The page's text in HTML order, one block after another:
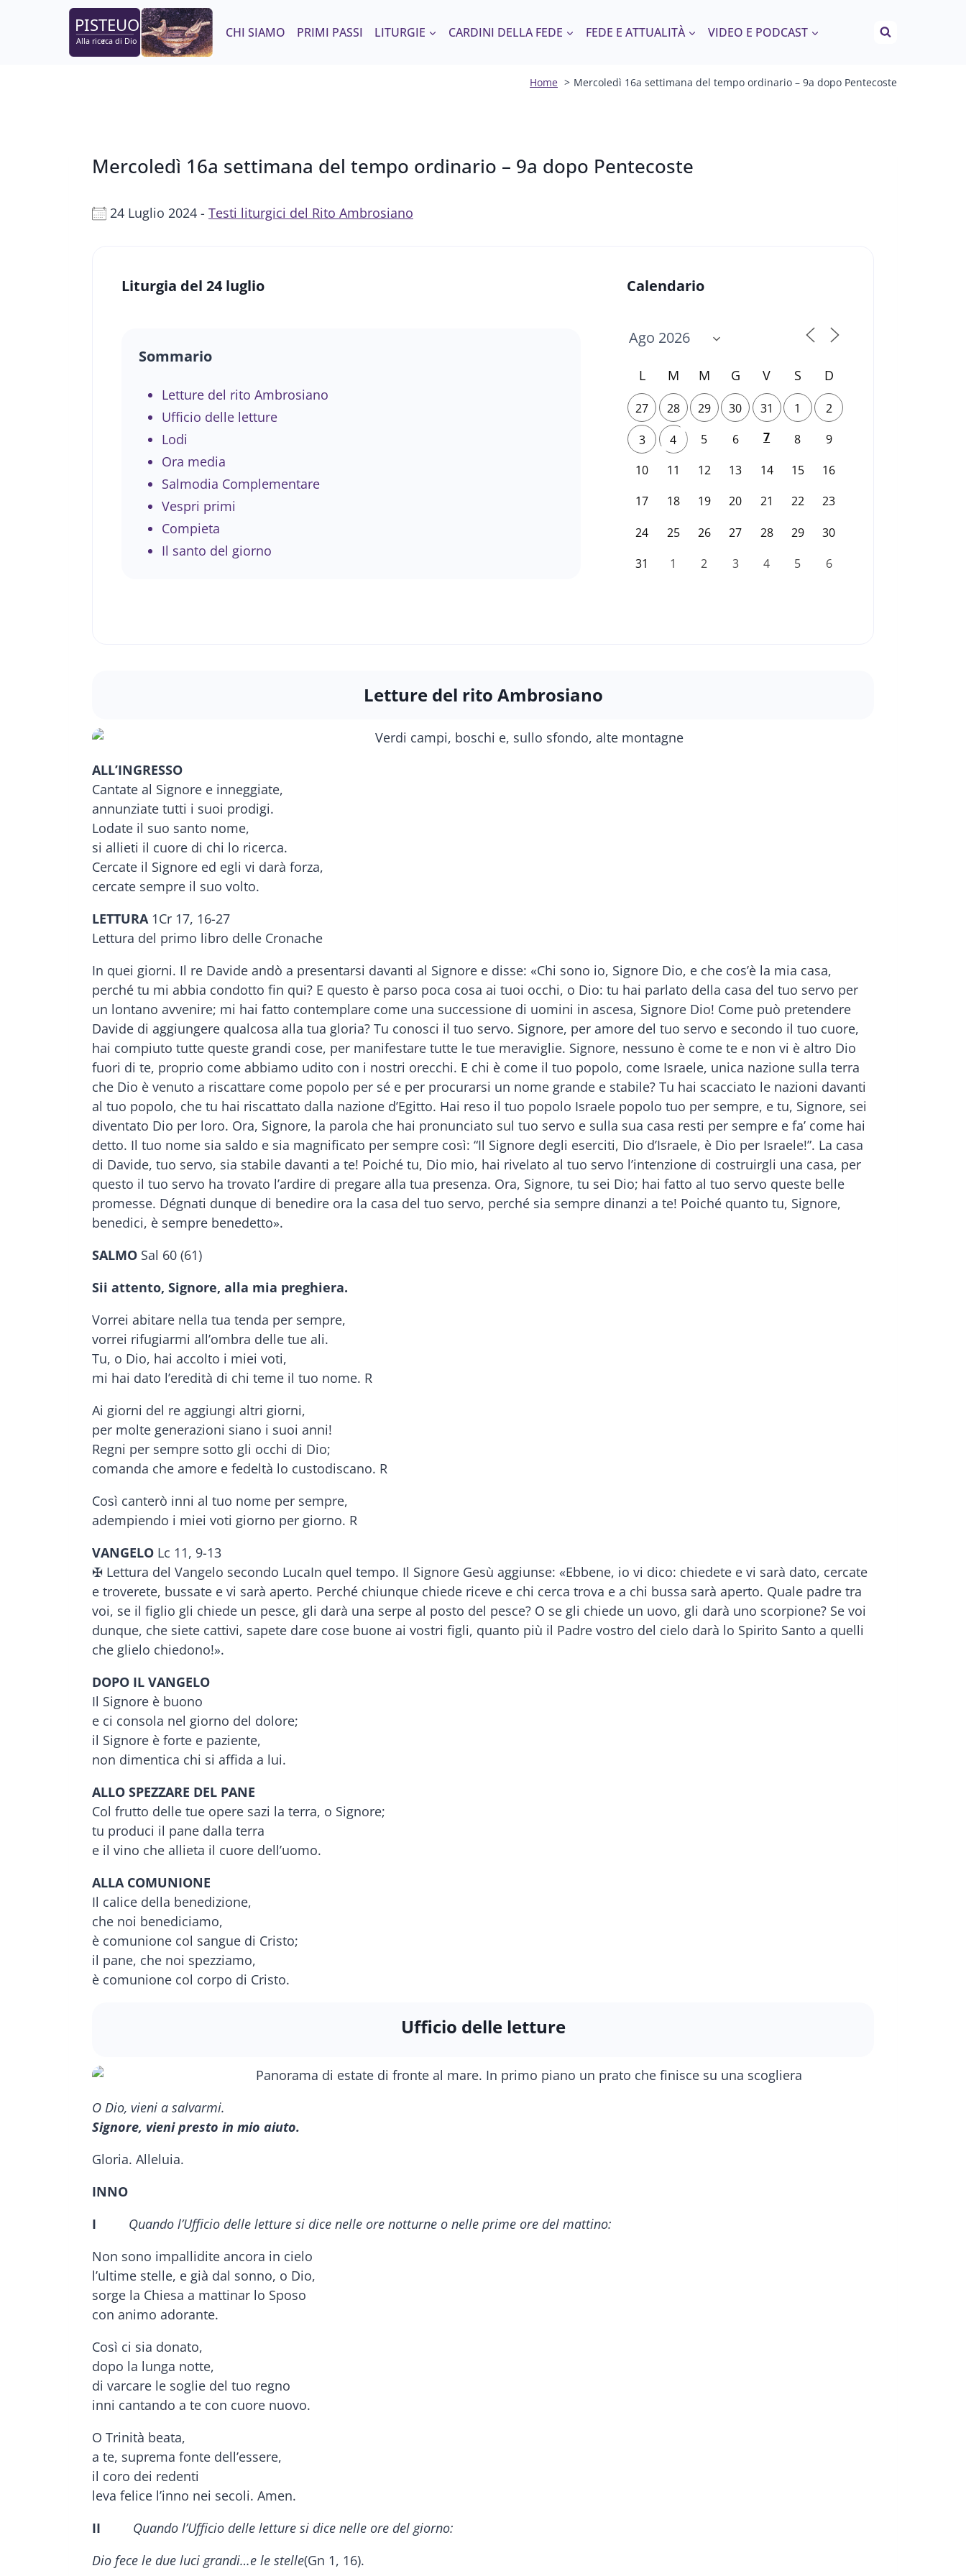
CHI SIAMO PRIMI PASSI LITURGIE CARDINI DELLA FEDE FEDE E ATTUALITÀ VIDEO E PODCAST
Home Mercoledì 16a settimana del tempo ordinario – 9a dopo Pentecoste
Mercoledì 16a settimana del tempo ordinario – 9a dopo Pentecoste
24 Luglio 2024 - Testi liturgici del Rito Ambrosiano
Liturgia del 24 luglio
Sommario
Letture del rito Ambrosiano
Ufficio delle letture
Lodi
Ora media
Salmodia Complementare
Vespri primi
Compieta
Il santo del giorno
Calendario
L M M G V S D
27 28 29 30 31 1
2
3
4 5 6 7 8
9
10
11 12 13 14 15
16
17
18 19 20 21 22
23
24
25 26 27 28 29
30
31
1 2 3 4 5 6
Letture del rito Ambrosiano
ALL’INGRESSO
Cantate al Signore e inneggiate,
annunziate tutti i suoi prodigi.
Lodate il suo santo nome,
si allieti il cuore di chi lo ricerca.
Cercate il Signore ed egli vi darà forza,
cercate sempre il suo volto.
LETTURA 1Cr 17, 16-27
Lettura del primo libro delle Cronache
In quei giorni. Il re Davide andò a presentarsi davanti al Signore e disse: «Chi sono io, Signore Dio, e che cos’è la mia casa,
perché tu mi abbia condotto fin qui? E questo è parso poca cosa ai tuoi occhi, o Dio: tu hai parlato della casa del tuo servo per
un lontano avvenire; mi hai fatto contemplare come una successione di uomini in ascesa, Signore Dio! Come può pretendere
Davide di aggiungere qualcosa alla tua gloria? Tu conosci il tuo servo. Signore, per amore del tuo servo e secondo il tuo cuore,
hai compiuto tutte queste grandi cose, per manifestare tutte le tue meraviglie. Signore, nessuno è come te e non vi è altro Dio
fuori di te, proprio come abbiamo udito con i nostri orecchi. E chi è come il tuo popolo, come Israele, unica nazione sulla terra
che Dio è venuto a riscattare come popolo per sé e per procurarsi un nome grande e stabile? Tu hai scacciato le nazioni davanti
al tuo popolo, che tu hai riscattato dalla nazione d’Egitto. Hai reso il tuo popolo Israele popolo tuo per sempre, e tu, Signore, sei
diventato Dio per loro. Ora, Signore, la parola che hai pronunciato sul tuo servo e sulla sua casa resti per sempre e fa’ come hai
detto. Il tuo nome sia saldo e sia magnificato per sempre così: “Il Signore degli eserciti, Dio d’Israele, è Dio per Israele!”. La casa
di Davide, tuo servo, sia stabile davanti a te! Poiché tu, Dio mio, hai rivelato al tuo servo l’intenzione di costruirgli una casa, per
questo il tuo servo ha trovato l’ardire di pregare alla tua presenza. Ora, Signore, tu sei Dio; hai fatto al tuo servo queste belle
promesse. Dégnati dunque di benedire ora la casa del tuo servo, perché sia sempre dinanzi a te! Poiché quanto tu, Signore,
benedici, è sempre benedetto».
SALMO Sal 60 (61)
Sii attento, Signore, alla mia preghiera.
Vorrei abitare nella tua tenda per sempre,
vorrei rifugiarmi all’ombra delle tue ali.
Tu, o Dio, hai accolto i miei voti,
mi hai dato l’eredità di chi teme il tuo nome. R
Ai giorni del re aggiungi altri giorni,
per molte generazioni siano i suoi anni!
Regni per sempre sotto gli occhi di Dio;
comanda che amore e fedeltà lo custodiscano. R
Così canterò inni al tuo nome per sempre,
adempiendo i miei voti giorno per giorno. R
VANGELO Lc 11, 9-13
✠ Lettura del Vangelo secondo LucaIn quel tempo. Il Signore Gesù aggiunse: «Ebbene, io vi dico: chiedete e vi sarà dato, cercate
e troverete, bussate e vi sarà aperto. Perché chiunque chiede riceve e chi cerca trova e a chi bussa sarà aperto. Quale padre tra
voi, se il figlio gli chiede un pesce, gli darà una serpe al posto del pesce? O se gli chiede un uovo, gli darà uno scorpione? Se voi
dunque, che siete cattivi, sapete dare cose buone ai vostri figli, quanto più il Padre vostro del cielo darà lo Spirito Santo a quelli
che glielo chiedono!».
DOPO IL VANGELO
Il Signore è buono
e ci consola nel giorno del dolore;
il Signore è forte e paziente,
non dimentica chi si affida a lui.
ALLO SPEZZARE DEL PANE
Col frutto delle tue opere sazi la terra, o Signore;
tu produci il pane dalla terra
e il vino che allieta il cuore dell’uomo.
ALLA COMUNIONE
Il calice della benedizione,
che noi benediciamo,
è comunione col sangue di Cristo;
il pane, che noi spezziamo,
è comunione col corpo di Cristo.
Ufficio delle letture
O Dio, vieni a salvarmi.
Signore, vieni presto in mio aiuto.
Gloria. Alleluia.
INNO
I
Quando l’Ufficio delle letture si dice nelle ore notturne o nelle prime ore del mattino:
Non sono impallidite ancora in cielo
l’ultime stelle, e già dal sonno, o Dio,
sorge la Chiesa a mattinar lo Sposo
con animo adorante.
Così ci sia donato,
dopo la lunga notte,
di varcare le soglie del tuo regno
inni cantando a te con cuore nuovo.
O Trinità beata,
a te, suprema fonte dell’essere,
il coro dei redenti
leva felice l’inno nei secoli. Amen.
II
Quando l’Ufficio delle letture si dice nelle ore del giorno:
Dio fece le due luci grandi…e le stelle(Gn 1, 16).